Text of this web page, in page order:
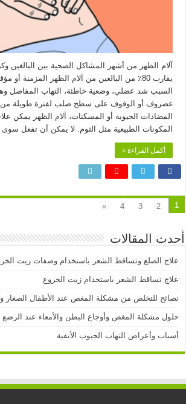
آلام الظهر من أشهر المشاكل الصحية بين البالغين
يقارب 80٪ من البالغين من آلام الظهر المزمنة
السبب شد عضلي، وضعية خاطئة، التهاب المفاصل
غضروف أو الوقوف على سطح صلب لفترة طويلة من
المضادات الحيوية أو المسكنات، آلام الظهر يمكن
المكونات الطبيعية مثل الثوم. لا يمكن أن تفعل سوى
أكمل القراءة »
1
2
3
4
»
أحدث المقالات
علاج الصلع وتساقط الشعر باستخدام وصفات زيت
علاج تساقط الشعر باستخدام زيت الخروع
نصائح للتخلص من مشكلة المغص عند الأطفال الصغار
حلول مشكلة المغص وأوجاع البطن والأمعاء عند الرضع
أسباب وأعراض التهاب الجيوب الأنفية